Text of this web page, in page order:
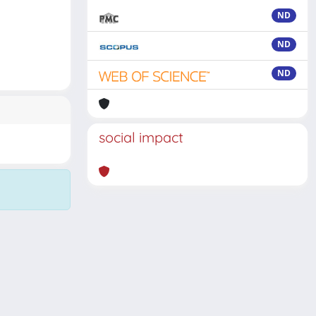
ND
ND
ND
social impact